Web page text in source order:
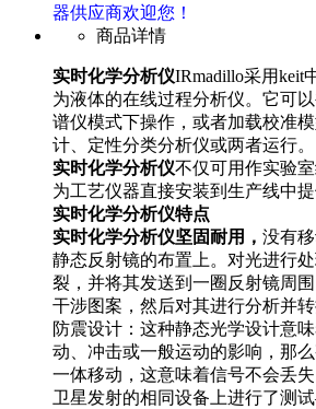
器供应商欢迎您！
商品详情
实时化学分析仪IRmadillo采用keit
为液体的在线过程分析仪。它可
谱仪模式下操作，或者加载校准
计、定性分类分析仪或两者运行。
实时化学分析仪不仅可用作实验
为工艺仪器直接安装到生产线中提
实时化学分析仪特点
实时化学分析仪坚固耐用， 没有
静态反射镜的布置上。对光进行
裂，并将其发送到一圈反射镜周
干涉图案，然后对其进行分析并转
防震设计：这种静态光学设计意
动、冲击或一般运动的影响，那
一体移动，这意味着信号不会丢
卫星发射的相同设备上进行了测